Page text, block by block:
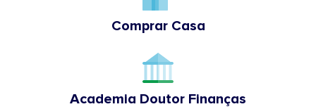
Comprar Casa
Academia Doutor Finanças